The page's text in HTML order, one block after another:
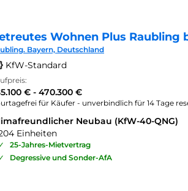
Wohnen Plus Raubling
Bayern, Deutschland
KfW-Standard
€ - 470.300 €
für Käufer - unverbindlich für 14 Tage
Neubau (KfW-40-QNG)
Einheiten
✓
25-Jahres-Mietvertrag
✓
Degressive und Sonder-AfA